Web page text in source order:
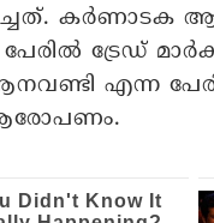
കര്‍ണാടക
ട്രേഡ്
എന്ന